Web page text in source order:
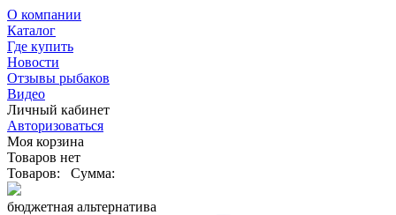
О компании
Каталог
Где купить
Новости
Отзывы рыбаков
Видео
Личный кабинет
Авторизоваться
Моя корзина
Товаров нет
Товаров:
Сумма:
бюджетная альтернатива